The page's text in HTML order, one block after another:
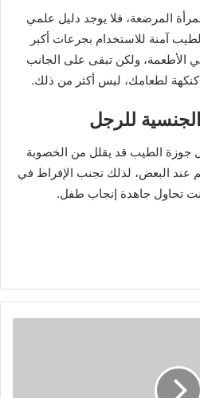
المرضعة، فلا يوجد دليل علمي
آمنة للاستخدام بجرعات أكبر
الأطعمة، ولكن تبقى على الجانب
كنكهة لطعامك، ليس أكثر من ذلك.
جوزة الطيب قد يقلل من الخصوبة
عند البعض، لذلك تجنب الإفراط في
تحاول جاهدة إنجاب طفل.